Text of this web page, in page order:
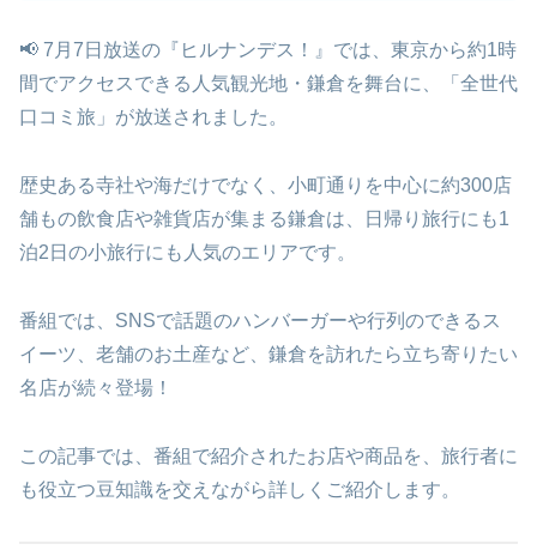
📢 7月7日放送の『ヒルナンデス！』では、東京から約1時
間でアクセスできる人気観光地・鎌倉を舞台に、「全世代
口コミ旅」が放送されました。
歴史ある寺社や海だけでなく、小町通りを中心に約300店
舗もの飲食店や雑貨店が集まる鎌倉は、日帰り旅行にも1
泊2日の小旅行にも人気のエリアです。
番組では、SNSで話題のハンバーガーや行列のできるス
イーツ、老舗のお土産など、鎌倉を訪れたら立ち寄りたい
名店が続々登場！
この記事では、番組で紹介されたお店や商品を、旅行者に
も役立つ豆知識を交えながら詳しくご紹介します。